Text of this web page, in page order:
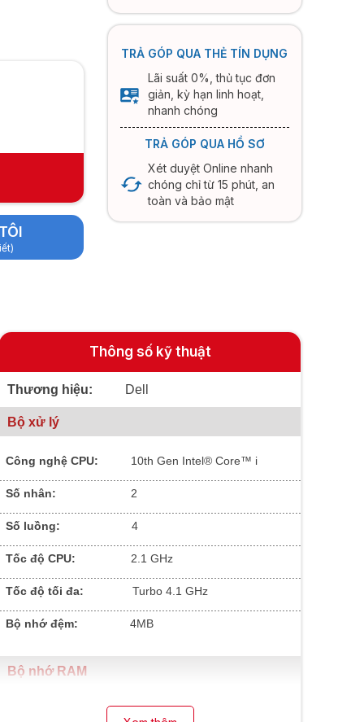
TRẢ GÓP QUA THẺ TÍN DỤNG
Lãi suất 0%, thủ tục đơn
giản, kỳ hạn linh hoạt,
nhanh chóng
TRẢ GÓP QUA HỒ SƠ
Xét duyệt Online nhanh
chóng chỉ từ 15 phút, an
toàn và bảo mật
Thông số kỹ thuật
Thương hiệu: Dell
Bộ xử lý
Công nghệ CPU:
10th Gen Intel® Core™ i
Số nhân:
2
Số luồng: 4
Tốc độ CPU: 2.1 GHz
Tốc độ tối đa: Turbo 4.1 GHz
Bộ nhớ đệm: 4MB
Bộ nhớ RAM
Dung lượng RAM:8GB